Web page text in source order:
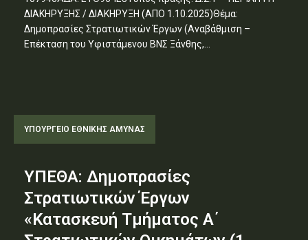
ΔΙΑΚΗΡΥΞΗΣ / ΔΙΑΚΗΡΥΞΗ (ΑΠΟ 1.10.2025)Θέμα:
Δημοπρασίες Στρατιωτικών Έργων (Αναβάθμιση –
Επέκταση του Υφιστάμενου ΒΝΣ Ξάνθης,...
ΥΠΟΥΡΓΕΊΟ ΕΘΝΙΚΉΣ ΆΜΥΝΑΣ
ΥΠΕΘΑ: Δημοπρασίες
Στρατιωτικών Έργων
«Κατασκευή Τμήματος Α΄